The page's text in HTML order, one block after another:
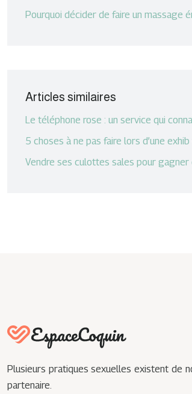
Pourquoi décider de faire un massage
Articles similaires
Le téléphone rose : un service qui
5 choses à ne pas faire lors d’une
Vendre ses culottes sales pour gagner
Plusieurs pratiques sexuelles existent de
partenaire.